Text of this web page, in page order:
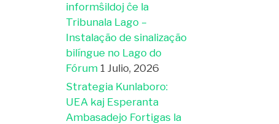
informŝildoj ĉe la
Tribunala Lago –
Instalação de sinalização
bilíngue no Lago do
Fórum 1 Julio, 2026
Strategia Kunlaboro:
UEA kaj Esperanta
Ambasadejo Fortigas la